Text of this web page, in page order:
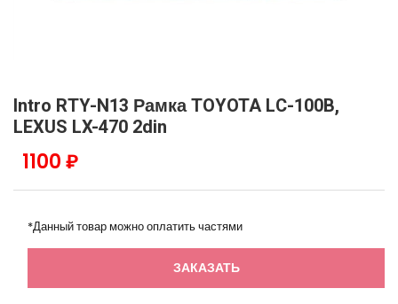
Intro RTY-N13 Рамка TOYOTA LC-100B,
LEXUS LX-470 2din
1100 ₽
*Данный товар можно оплатить частями
ЗАКАЗАТЬ